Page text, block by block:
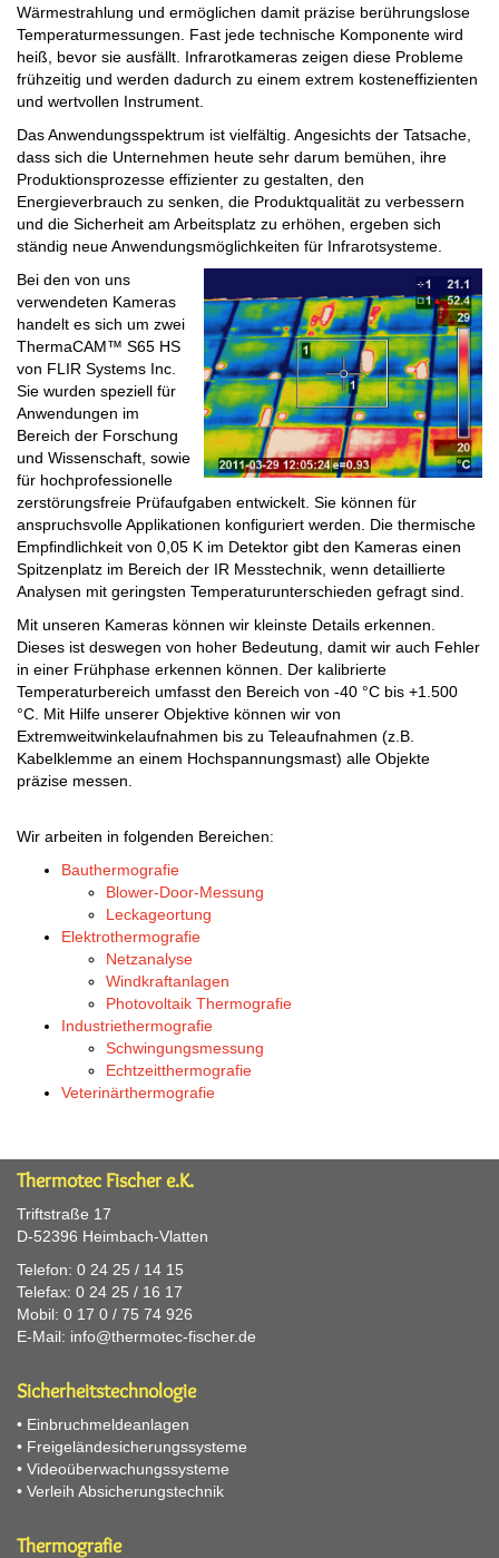
Wärmestrahlung und ermöglichen damit präzise berührungslose
Temperaturmessungen. Fast jede technische Komponente wird
heiß, bevor sie ausfällt. Infrarotkameras zeigen diese Probleme
frühzeitig und werden dadurch zu einem extrem kosteneffizienten
und wertvollen Instrument.
Das Anwendungsspektrum ist vielfältig. Angesichts der Tatsache,
dass sich die Unternehmen heute sehr darum bemühen, ihre
Produktionsprozesse effizienter zu gestalten, den
Energieverbrauch zu senken, die Produktqualität zu verbessern
und die Sicherheit am Arbeitsplatz zu erhöhen, ergeben sich
ständig neue Anwendungsmöglichkeiten für Infrarotsysteme.
Bei den von uns
verwendeten Kameras
handelt es sich um zwei
ThermaCAM™ S65 HS
von FLIR Systems Inc.
Sie wurden speziell für
Anwendungen im
Bereich der Forschung
und Wissenschaft, sowie
für hochprofessionelle
zerstörungsfreie Prüfaufgaben entwickelt. Sie können für
anspruchsvolle Applikationen konfiguriert werden. Die thermische
Empfindlichkeit von 0,05 K im Detektor gibt den Kameras einen
Spitzenplatz im Bereich der IR Messtechnik, wenn detaillierte
Analysen mit geringsten Temperaturunterschieden gefragt sind.
Mit unseren Kameras können wir kleinste Details erkennen.
Dieses ist deswegen von hoher Bedeutung, damit wir auch Fehler
in einer Frühphase erkennen können. Der kalibrierte
Temperaturbereich umfasst den Bereich von -40 °C bis +1.500
°C. Mit Hilfe unserer Objektive können wir von
Extremweitwinkelaufnahmen bis zu Teleaufnahmen (z.B.
Kabelklemme an einem Hochspannungsmast) alle Objekte
präzise messen.
Wir arbeiten in folgenden Bereichen:
Bauthermografie
Blower-Door-Messung
Leckageortung
Elektrothermografie
Netzanalyse
Windkraftanlagen
Photovoltaik Thermografie
Industriethermografie
Schwingungsmessung
Echtzeitthermografie
Veterinärthermografie
Thermotec Fischer e.K.
Triftstraße 17
D-52396 Heimbach-Vlatten
Telefon: 0 24 25 / 14 15
Telefax: 0 24 25 / 16 17
Mobil: 0 17 0 / 75 74 926
E-Mail: info@thermotec-fischer.de
Sicherheitstechnologie
• Einbruchmeldeanlagen
• Freigeländesicherungssysteme
• Videoüberwachungssysteme
• Verleih Absicherungstechnik
Thermografie